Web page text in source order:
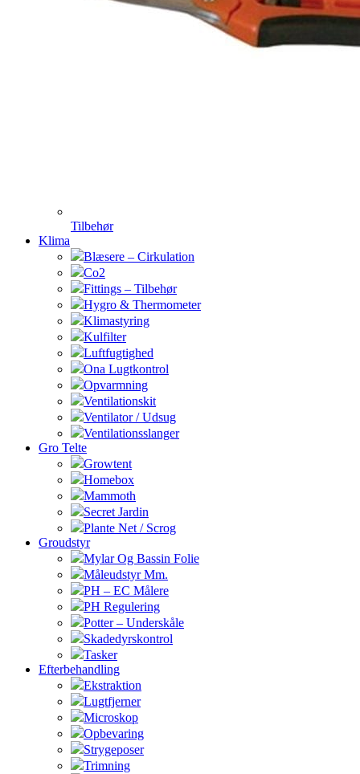
Tilbehør
Klima
Blæsere – Cirkulation
Co2
Fittings – Tilbehør
Hygro & Thermometer
Klimastyring
Kulfilter
Luftfugtighed
Ona Lugtkontrol
Opvarmning
Ventilationskit
Ventilator / Udsug
Ventilationsslanger
Gro Telte
Growtent
Homebox
Mammoth
Secret Jardin
Plante Net / Scrog
Groudstyr
Mylar Og Bassin Folie
Måleudstyr Mm.
PH – EC Målere
PH Regulering
Potter – Underskåle
Skadedyrskontrol
Tasker
Efterbehandling
Ekstraktion
Lugtfjerner
Microskop
Opbevaring
Strygeposer
Trimning